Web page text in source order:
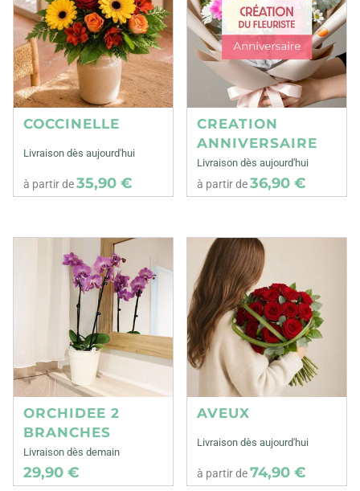
COCCINELLE
Livraison dès aujourd'hui
à partir de35,90 €
CREATION
ANNIVERSAIRE
Livraison dès aujourd'hui
à partir de36,90 €
ORCHIDEE 2
BRANCHES
Livraison dès demain
29,90 €
AVEUX
Livraison dès aujourd'hui
à partir de74,90 €